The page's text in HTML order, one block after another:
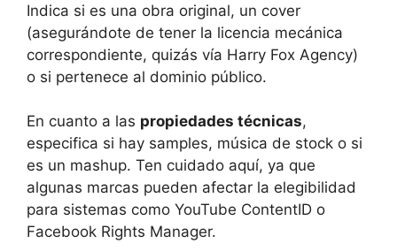
Indica si es una obra original, un cover
(asegurándote de tener la licencia mecánica
correspondiente, quizás vía Harry Fox Agency)
o si pertenece al dominio público.
En cuanto a las propiedades técnicas,
especifica si hay samples, música de stock o si
es un mashup. Ten cuidado aquí, ya que
algunas marcas pueden afectar la elegibilidad
para sistemas como YouTube ContentID o
Facebook Rights Manager.